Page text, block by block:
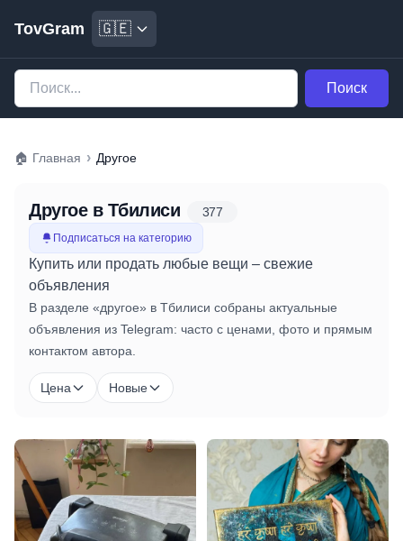
TovGram 🇬🇪
Поиск
🏠 Главная › Другое
Другое в Тбилиси 377
Подписаться на категорию
Купить или продать любые вещи – свежие
объявления
В разделе «другое» в Тбилиси собраны актуальные
объявления из Telegram: часто с ценами, фото и прямым
контактом автора.
Цена Новые